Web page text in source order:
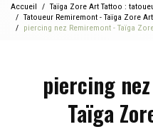
Accueil
Taïga Zore Art Tattoo :
Tatoueur Remiremont - Taïga Zore
piercing nez Remiremont - Taïga
piercing
Taïga